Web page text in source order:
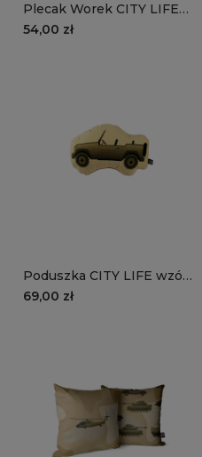
Plecak Worek CITY LIFE
wzór D120 z imieniem |
54,00 zł
Poduszka CITY LIFE wzór
D1203D | jeep
69,00 zł